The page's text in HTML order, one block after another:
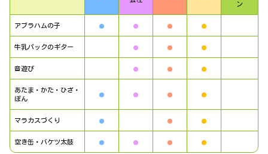
ン
アブラハムの子
牛乳パックのギター
音遊び
あたま・かた・ひざ・
ぽん
マラカスづくり
空き缶・バケツ太鼓